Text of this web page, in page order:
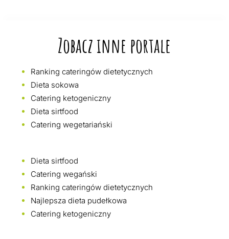
Zobacz inne portale
Ranking cateringów dietetycznych
Dieta sokowa
Catering ketogeniczny
Dieta sirtfood
Catering wegetariański
Dieta sirtfood
Catering wegański
Ranking cateringów dietetycznych
Najlepsza dieta pudełkowa
Catering ketogeniczny